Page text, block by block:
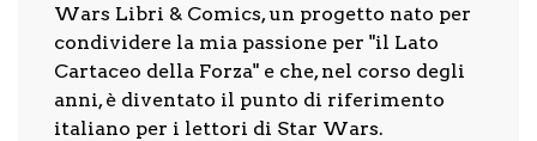
Wars Libri & Comics, un progetto nato per
condividere la mia passione per "il Lato
Cartaceo della Forza" e che, nel corso degli
anni, è diventato il punto di riferimento
italiano per i lettori di Star Wars.